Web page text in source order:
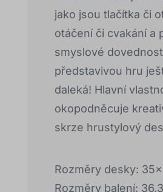
jako jsou tlačítka či
otáčení či cvakání a
smyslové
představivou hru
daleká! Hlavní
okopodněcuje
skrze hrustylový
Rozměry desky:
Rozměry balení: